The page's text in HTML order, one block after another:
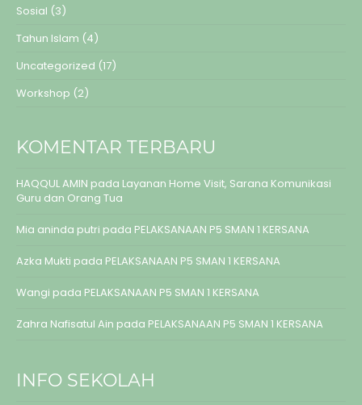
Sosial (3)
Tahun Islam (4)
Uncategorized (17)
Workshop (2)
KOMENTAR TERBARU
HAQQUL AMIN pada Layanan Home Visit, Sarana Komunikasi
Guru dan Orang Tua
Mia aninda putri pada PELAKSANAAN P5 SMAN 1 KERSANA
Azka Mukti pada PELAKSANAAN P5 SMAN 1 KERSANA
Wangi pada PELAKSANAAN P5 SMAN 1 KERSANA
Zahra Nafisatul Ain pada PELAKSANAAN P5 SMAN 1 KERSANA
INFO SEKOLAH